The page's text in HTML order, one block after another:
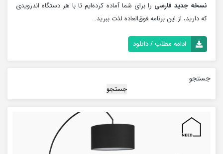
نسخه جدید فارسی را برای شما آماده کرده‌ایم تا با هر دستگاه اندرویدی
که دارید، از این برنامه فوق‌العاده لذت ببرید.
ادامه مطلب / دانلود
جستجو
جستجو